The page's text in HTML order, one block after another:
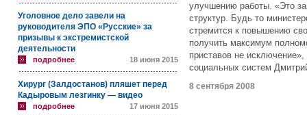
Уголовное дело завели на
руководителя ЭПО «Русские» за
призывы к экстремистской
деятельности
подробнее 18 июня 2015
Хирург (Залдостанов) пляшет перед
Кадыровым лезгинку — видео
подробнее 17 июня 2015
улучшению работы. «Это
структур. Будь то
стремится к повышению
получить максимум
приставов не
социальных систем
8 сентября 2008